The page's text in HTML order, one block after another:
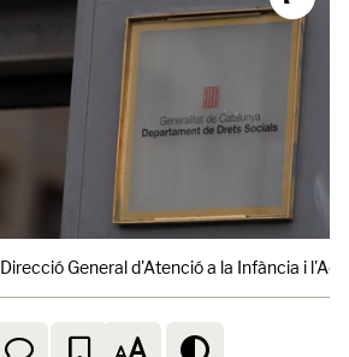
General d'Atenció a la Infància i